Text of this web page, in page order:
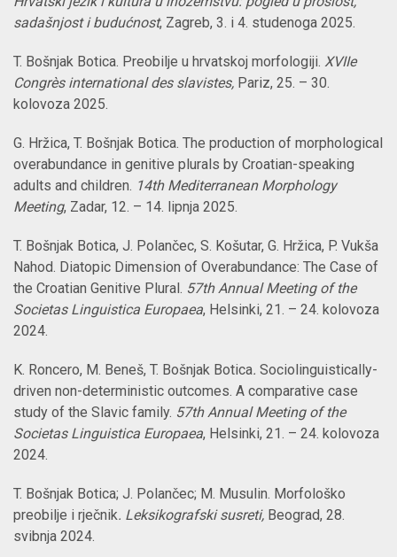
sadašnjost i budućnost, Zagreb, 3. i 4. studenoga 2025.
T. Bošnjak Botica. Preobilje u hrvatskoj morfologiji. XVIIe
Congrès international des slavistes, Pariz, 25. – 30.
kolovoza 2025.
G. Hržica, T. Bošnjak Botica. The production of morphological
overabundance in genitive plurals by Croatian-speaking
adults and children. 14th Mediterranean Morphology
Meeting, Zadar, 12. – 14. lipnja 2025.
T. Bošnjak Botica, J. Polančec, S. Košutar, G. Hržica, P. Vukša
Nahod. Diatopic Dimension of Overabundance: The Case of
the Croatian Genitive Plural. 57th Annual Meeting of the
Societas Linguistica Europaea, Helsinki, 21. – 24. kolovoza
2024.
K. Roncero, M. Beneš, T. Bošnjak Botica. Sociolinguistically-
driven non-deterministic outcomes. A comparative case
study of the Slavic family. 57th Annual Meeting of the
Societas Linguistica Europaea, Helsinki, 21. – 24. kolovoza
2024.
T. Bošnjak Botica; J. Polančec; M. Musulin. Morfološko
preobilje i rječnik. Leksikografski susreti, Beograd, 28.
svibnja 2024.